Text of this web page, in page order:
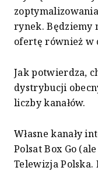
rynek. Będziemy
ofertę również w
Jak potwierdza,
dystrybucji
liczby kanałów.
Własne kanały
Polsat Box Go
Telewizja Polska.